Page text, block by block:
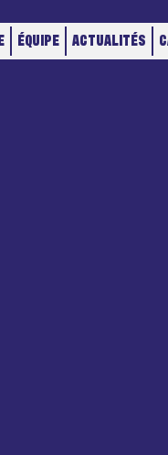
ÉQUIPE ACTUALITÉS